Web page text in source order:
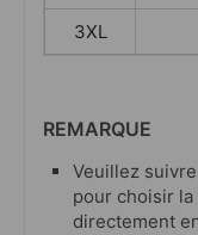
3XL
REMARQUE
Veuillez
pour choisir
directement